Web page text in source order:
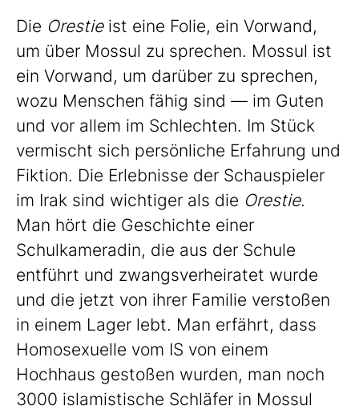
Die Orestie ist eine Folie, ein Vorwand,
um über Mossul zu sprechen. Mossul ist
ein Vorwand, um darüber zu sprechen,
wozu Menschen fähig sind — im Guten
und vor allem im Schlechten. Im Stück
vermischt sich persönliche Erfahrung und
Fiktion. Die Erlebnisse der Schauspieler
im Irak sind wichtiger als die Orestie.
Man hört die Geschichte einer
Schulkameradin, die aus der Schule
entführt und zwangsverheiratet wurde
und die jetzt von ihrer Familie verstoßen
in einem Lager lebt. Man erfährt, dass
Homosexuelle vom IS von einem
Hochhaus gestoßen wurden, man noch
3000 islamistische Schläfer in Mossul